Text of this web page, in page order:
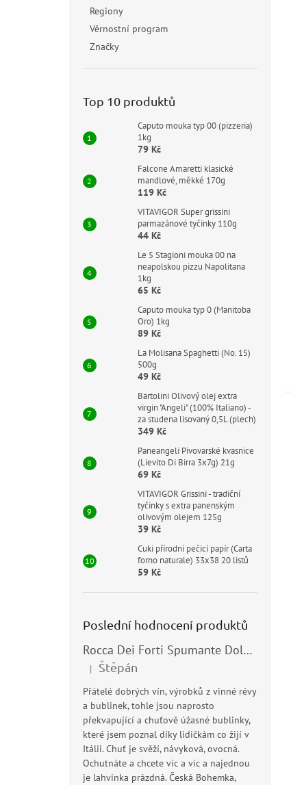
Regiony
Věrnostní program
Značky
Top 10 produktů
Caputo mouka typ 00 (pizzeria)
1kg
79 Kč
Falcone Amaretti klasické
mandlové, měkké 170g
119 Kč
VITAVIGOR Super grissini
parmazánové tyčinky 110g
44 Kč
Le 5 Stagioni mouka 00 na
neapolskou pizzu Napolitana
1kg
65 Kč
Caputo mouka typ 0 (Manitoba
Oro) 1kg
89 Kč
La Molisana Spaghetti (No. 15)
500g
49 Kč
Bartolini Olivový olej extra
virgin "Angeli" (100% Italiano) -
za studena lisovaný 0,5L (plech)
349 Kč
Paneangeli Pivovarské kvasnice
(Lievito Di Birra 3x7g) 21g
69 Kč
VITAVIGOR Grissini - tradiční
tyčinky s extra panenským
olivovým olejem 125g
39 Kč
Cuki přírodní pečicí papír (Carta
forno naturale) 33x38 20 listů
59 Kč
Poslední hodnocení produktů
Rocca Dei Forti Spumante Dolce 11,5% 0,75l
Hodnocení produktu je 5 z 5 hvězdiček.
| Štěpán
Přátelé dobrých vín, výrobků z vinné révy
a bublinek, tohle jsou naprosto
překvapující a chuťově úžasné bublinky,
které jsem poznal díky lidičkám co žijí v
Itálii. Chuť je svěží, návyková, ovocná.
Ochutnáte a chcete víc a víc a najednou
je lahvinka prázdná. Česká Bohemka,